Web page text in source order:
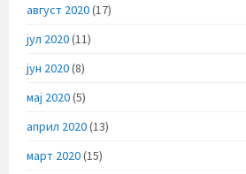
август 2020(17)
јул 2020(11)
јун 2020(8)
мај 2020(5)
април 2020(13)
март 2020(15)